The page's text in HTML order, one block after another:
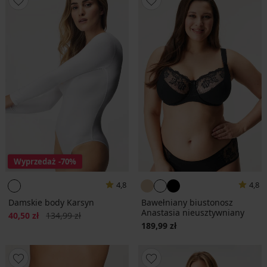
Wyprzedaż -70%
4,8
Damskie body Karsyn
Zniżka
40,50 zł Pierwotna cena
134,99 zł
4,8
Bawełniany biustonosz
Anastasia nieusztywniany
189,99 zł